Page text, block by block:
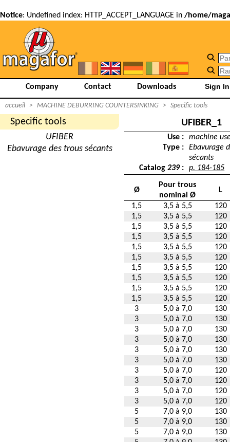
Notice: Undefined index: HTTP_ACCEPT_LANGUAGE in /home/
Company Contact Downloads
accueil > MACHINE DEBURRING COUNTERSINKING > Specific tools
Specific tools
UFIBER
Ebavurage des trous sécants
UFIBER_1
Use :
machine
Type :
Ebavurage
sécants
Catalog239: p. 184-185
Ø
Pour trous
nominal Ø
L
1,5
3,5 à 5,5
120
1,5
3,5 à 5,5
120
1,5
3,5 à 5,5
120
1,5
3,5 à 5,5
120
1,5
3,5 à 5,5
120
1,5
3,5 à 5,5
120
1,5
3,5 à 5,5
120
1,5
3,5 à 5,5
120
1,5
3,5 à 5,5
120
1,5
3,5 à 5,5
120
3
5,0 à 7,0
130
3
5,0 à 7,0
130
3
5,0 à 7,0
130
3
5,0 à 7,0
130
3
5,0 à 7,0
130
3
5,0 à 7,0
130
3
5,0 à 7,0
120
3
5,0 à 7,0
120
3
5,0 à 7,0
120
3
5,0 à 7,0
120
5
7,0 à 9,0
130
5
7,0 à 9,0
130
5
7,0 à 9,0
130